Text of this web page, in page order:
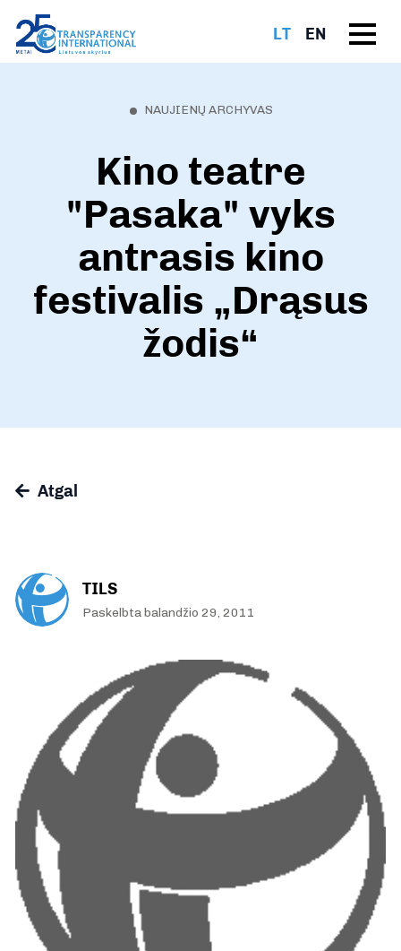
LT EN
NAUJIENŲ ARCHYVAS
Kino teatre
"Pasaka" vyks
antrasis kino
festivalis „Drąsus
žodis“
Atgal
TILS
Paskelbta balandžio 29, 2011